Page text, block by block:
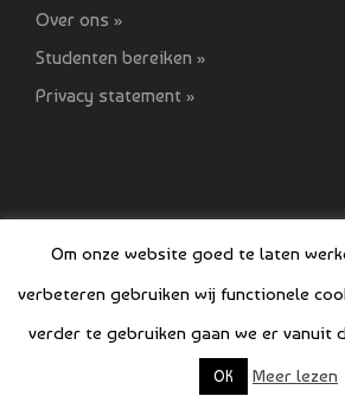
Over ons »
Studenten bereiken »
Privacy statement »
© COPYRIGHT SI GIDS 2021-2022
Om onze website goed te laten
verbeteren gebruiken wij functionele
verder te gebruiken gaan we er vanuit
OK Meer lezen